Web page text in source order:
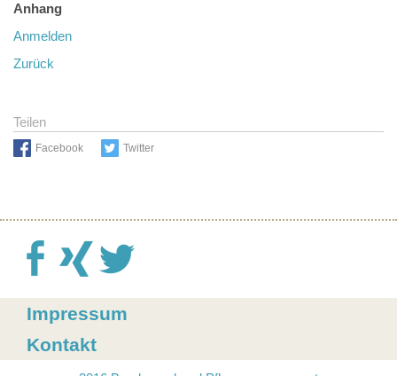
Anhang
Anmelden
Zurück
Teilen
Facebook Twitter
Impressum
Kontakt